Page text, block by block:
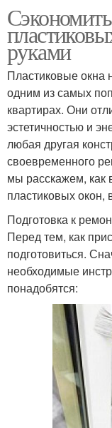
руками
Пластиковые окна
одним из самых
квартирах. Они
эстетичностью и
любая другая
своевременного
мы расскажем, как
пластиковых
Подготовка к
Перед тем, как
подготовиться.
необходимые
понадобятся: